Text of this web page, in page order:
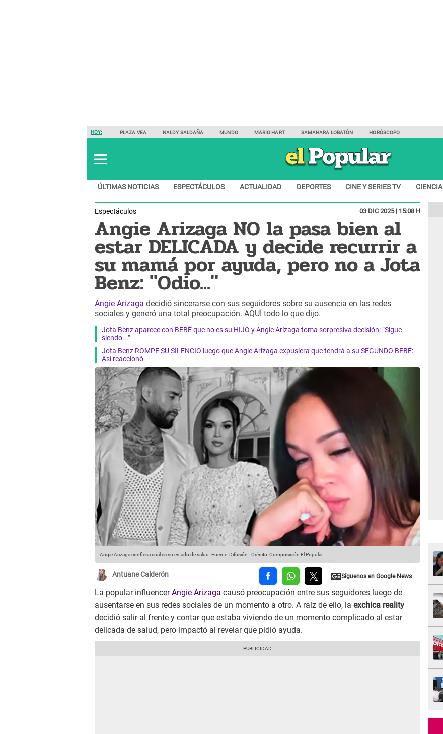
HOY: PLAZA VEA NALDY SALDAÑA MUNDO MARIO HART SAMAHARA LOBATÓN HORÓSCOPO
ÚLTIMAS NOTICIAS ESPECTÁCULOS ACTUALIDAD DEPORTES CINE Y SERIES TV CIENCIA
Espectáculos 03 DIC 2025 | 15:08 H
Angie Arizaga NO la pasa bien al
estar DELICADA y decide recurrir a
su mamá por ayuda, pero no a Jota
Benz: "Odio..."
Angie Arizaga decidió sincerarse con sus seguidores sobre su ausencia en las redes
sociales y generó una total preocupación. AQUÍ todo lo que dijo.
Jota Benz aparece con BEBÉ que no es su HIJO y Angie Arízaga toma sorpresiva decisión: “Sigue
siendo...”
Jota Benz ROMPE SU SILENCIO luego que Angie Arizaga expusiera que tendrá a su SEGUNDO BEBÉ:
Así reaccionó
Angie Arizaga confiesa cuál es su estado de salud. Fuente: Difusión -Crédito: Composición El Popular
Antuane Calderón
La popular influencerAngie Arizaga causó preocupación entre sus seguidores luego de
ausentarse en sus redes sociales de un momento a otro. A raíz de ello, la exchica reality
decidió salir al frente y contar que estaba viviendo de un momento complicado al estar
delicada de salud, pero impactó al revelar que pidió ayuda.